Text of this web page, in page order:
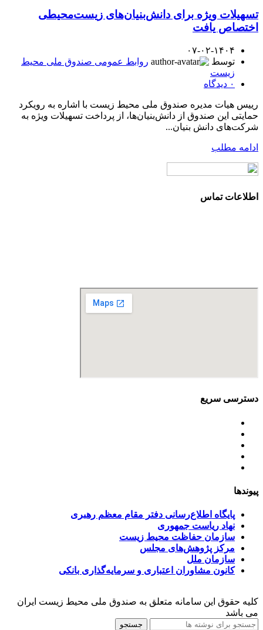
تسهیلات ویژه برای دانش‌بنیان‌های زیست‌محیطی
اختصاص یافت
۰۷-۰۲-۱۴۰۴
توسط
روابط عمومی صندوق ملی محیط
زیست
۰ دیدگاه
رییس هیات مدیره صندوق ملی محیط زیست با اشاره به رویکرد
حمایتی این صندوق از دانش‌بنیان‌ها، از پرداخت تسهیلات ویژه به
شرکت‌های دانش بنیان...
ادامه مطلب
اطلاعات تماس
دسترسی سریع
پیوندها
پایگاه اطلاع‌رسانی دفتر مقام معظم رهبری
نهاد ریاست جمهوری
سازمان حفاظت محیط زیست
مرکز پژوهش‌های مجلس
سازمان ملل
کانون مشاوران اعتباری و سرمایه‌گذاری بانکی
کلیه حقوق این سامانه متعلق به صندوق ملی محیط زیست ایران
می باشد
جستجو